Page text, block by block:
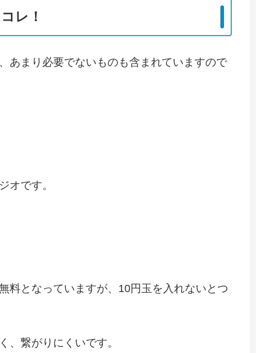
レ！
あまり必要でないものも含まれていますので
オです。
料となっていますが、10円玉を入れないとつ
、繋がりにくいです。